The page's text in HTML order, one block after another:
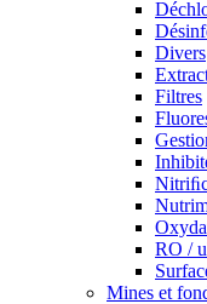
Divers
Filtres
RO /
Mines et